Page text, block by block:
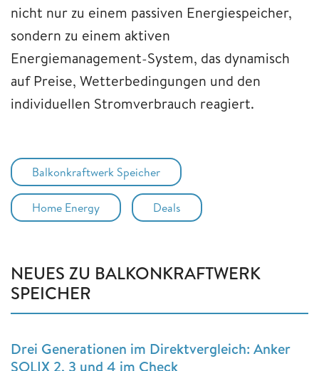
nicht nur zu einem passiven Energiespeicher,
sondern zu einem aktiven
Energiemanagement-System, das dynamisch
auf Preise, Wetterbedingungen und den
individuellen Stromverbrauch reagiert.
Balkonkraftwerk Speicher
Home Energy Deals
NEUES ZU BALKONKRAFTWERK
SPEICHER
Drei Generationen im Direktvergleich: Anker
SOLIX 2, 3 und 4 im Check